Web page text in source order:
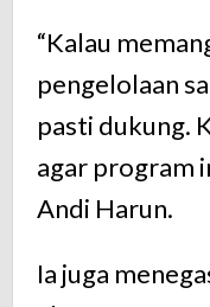
“Kalau
pengelolaan
pasti dukung.
agar program
Andi Harun.
Ia juga